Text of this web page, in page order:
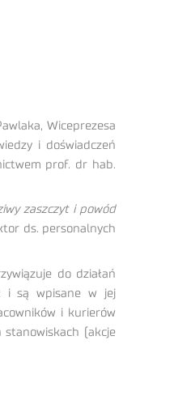
Wiceprezesa
i doświadczeń
prof. dr hab.
zaszczyt i powód
ds. personalnych
do działań
i są wpisane w jej
i kurierów
(akcje